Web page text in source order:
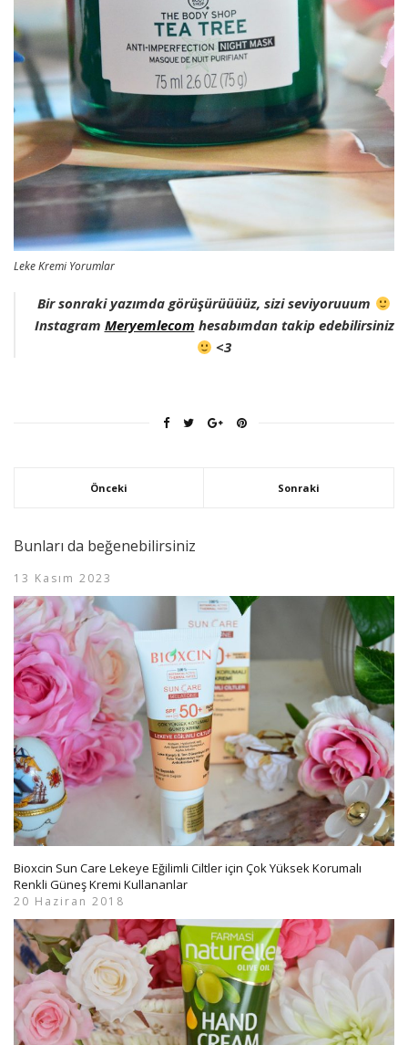
Leke Kremi Yorumlar
Bir sonraki yazımda görüşürüüüüz, sizi seviyoruuum
Instagram Meryemlecom hesabımdan takip edebilirsiniz
<3
Önceki Sonraki
Bunları da beğenebilirsiniz
13 Kasım 2023
Bioxcin Sun Care Lekeye Eğilimli Ciltler için Çok Yüksek Korumalı
Renkli Güneş Kremi Kullananlar
20 Haziran 2018